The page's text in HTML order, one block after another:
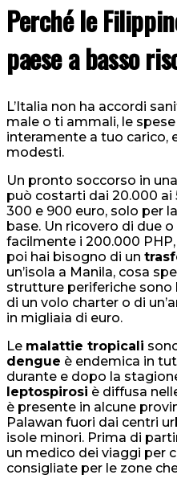
Perché le
paese a basso
L’Italia non ha accordi
male o ti ammali, le
interamente a tuo carico,
modesti.
Un pronto soccorso in
può costarti dai 20.000 ai
300 e 900 euro, solo per
base. Un ricovero di due
facilmente i 200.000
poi hai bisogno di un
un’isola a Manila, cosa
strutture periferiche
di un volo charter o di
in migliaia di euro.
Le malattie tropicali
dengue è endemica in
durante e dopo la
leptospirosi è diffusa
è presente in alcune
Palawan fuori dai centri
isole minori. Prima di
un medico dei viaggi per
consigliate per le zone